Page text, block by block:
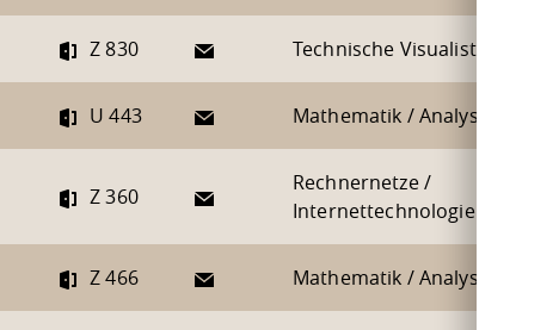
Z 830 Technische Visualistik
U 443 Mathematik / Analysis
Z 360
Rechnernetze /
Internettechnologien
Z 466 Mathematik / Analysis